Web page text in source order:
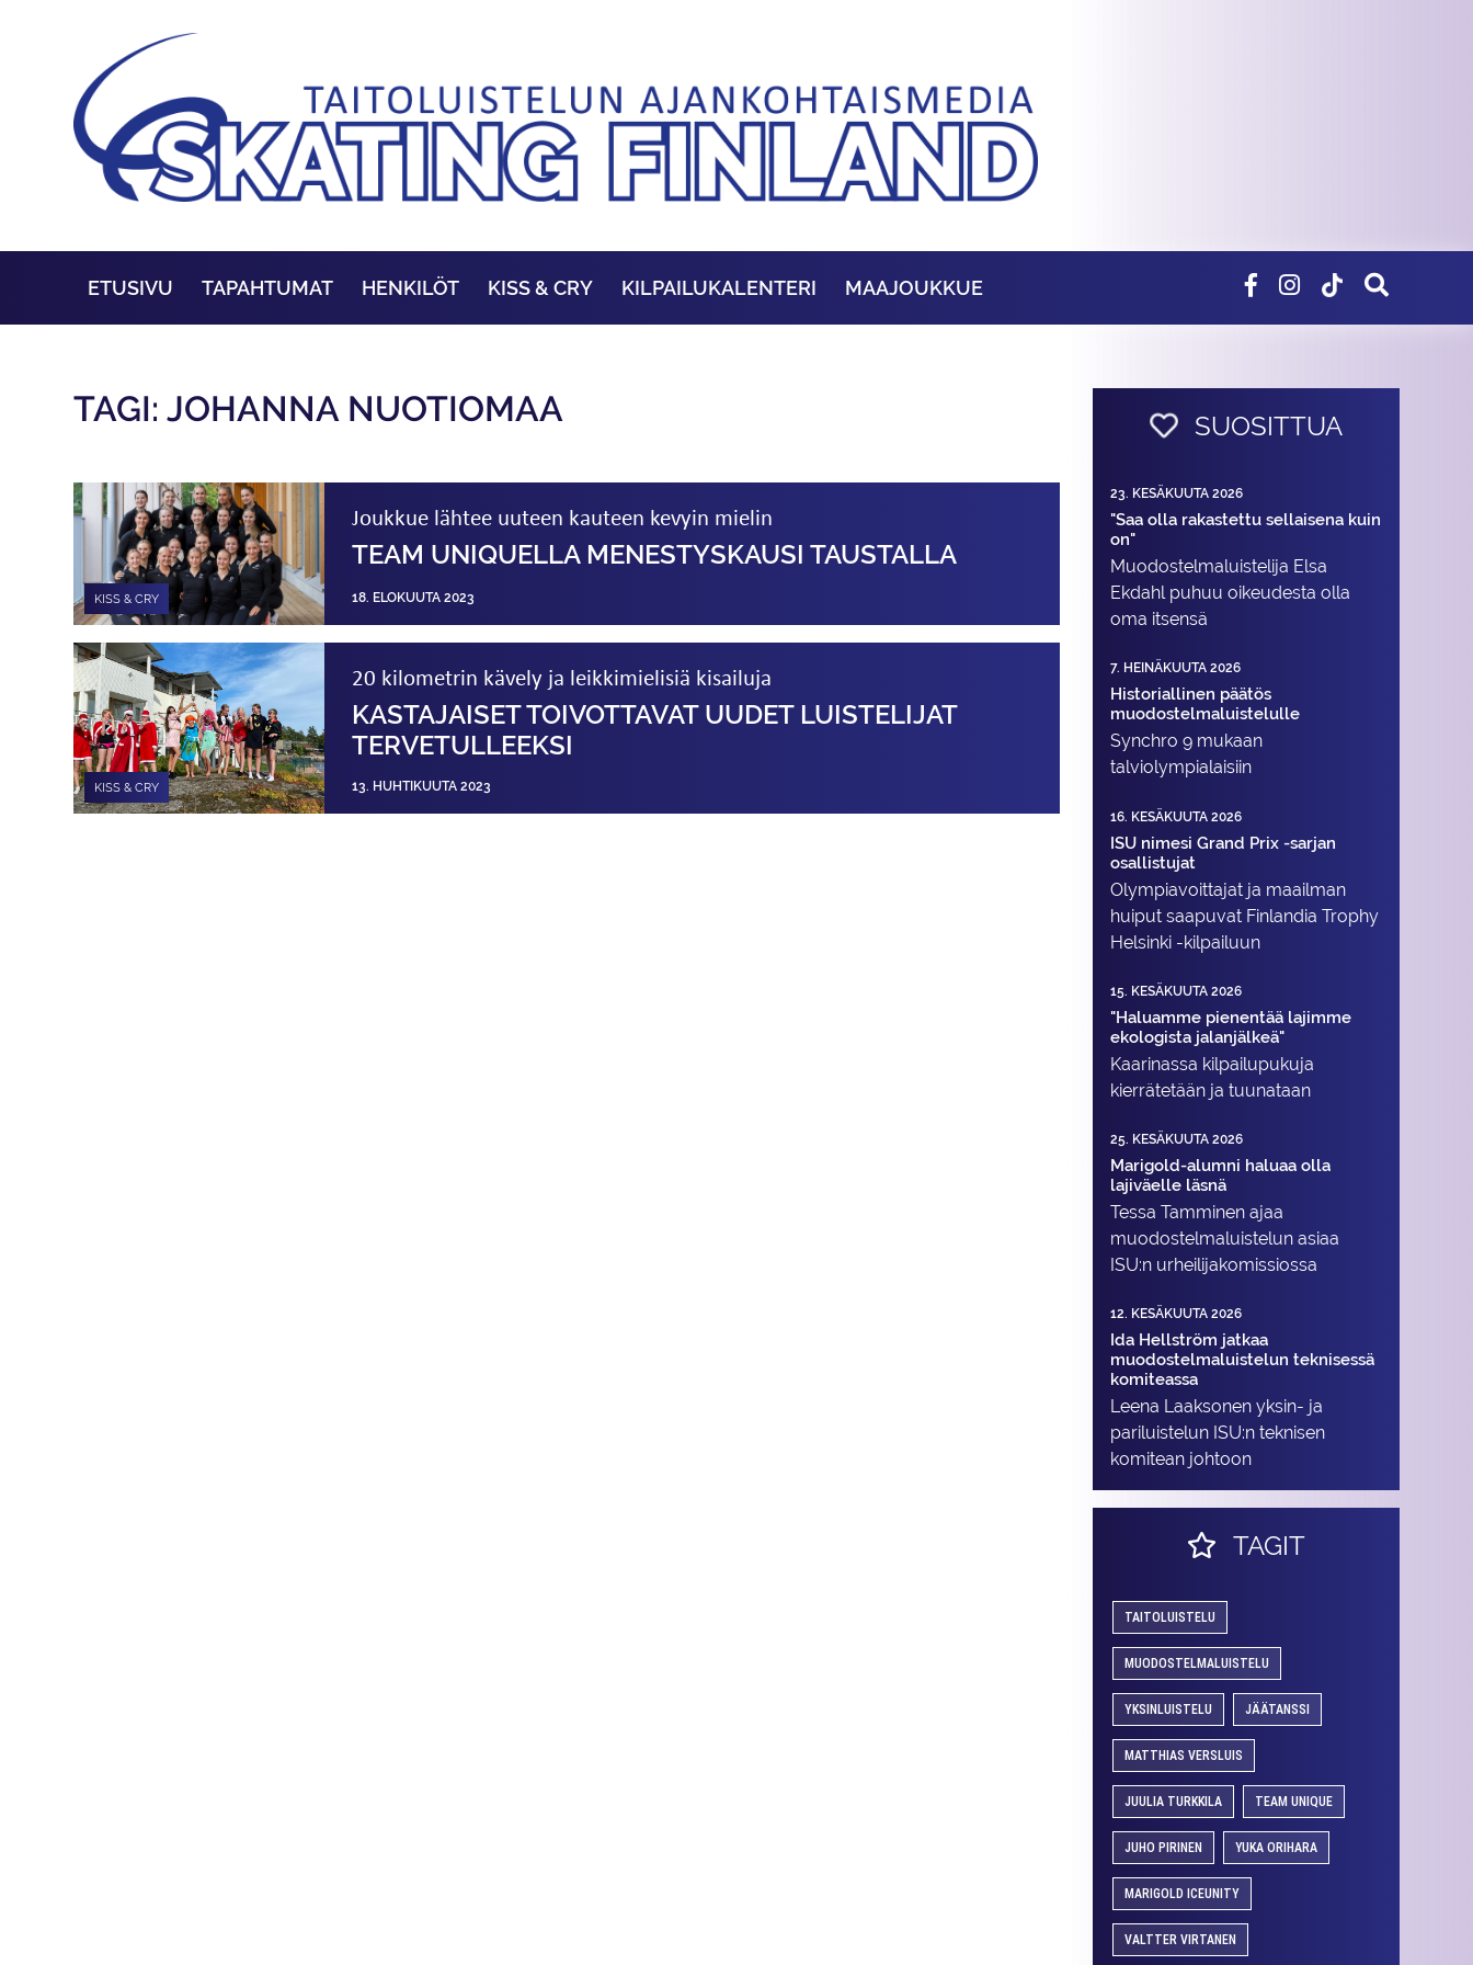
ETUSIVU TAPAHTUMAT HENKILÖT KISS & CRY KILPAILUKALENTERI MAAJOUKKUE
TAGI: JOHANNA NUOTIOMAA
KISS & CRY
Joukkue lähtee uuteen kauteen kevyin mielin
TEAM UNIQUELLA MENESTYSKAUSI TAUSTALLA
18. ELOKUUTA 2023
KISS & CRY
20 kilometrin kävely ja leikkimielisiä kisailuja
KASTAJAISET TOIVOTTAVAT UUDET LUISTELIJAT
TERVETULLEEKSI
13. HUHTIKUUTA 2023
SUOSITTUA
23. KESÄKUUTA 2026
"Saa olla rakastettu sellaisena kuin
on"
Muodostelma­luistelija Elsa
Ekdahl puhuu oikeudesta olla
oma itsensä
7. HEINÄKUUTA 2026
Historiallinen päätös
muodostelmaluistelulle
Synchro 9 mukaan
talviolympialaisiin
16. KESÄKUUTA 2026
ISU nimesi Grand Prix -sarjan
osallistujat
Olympiavoittajat ja maailman
huiput saapuvat Finlandia Trophy
Helsinki -kilpailuun
15. KESÄKUUTA 2026
"Haluamme pienentää lajimme
ekologista jalanjälkeä"
Kaarinassa kilpailupukuja
kierrätetään ja tuunataan
25. KESÄKUUTA 2026
Marigold-alumni haluaa olla
lajiväelle läsnä
Tessa Tamminen ajaa
muodostelma­luistelun asiaa
ISU:n urheilija­komissiossa
12. KESÄKUUTA 2026
Ida Hellström jatkaa
muodostelmaluistelun teknisessä
komiteassa
Leena Laaksonen yksin- ja
pariluistelun ISU:n teknisen
komitean johtoon
TAGIT
TAITOLUISTELU
MUODOSTELMALUISTELU
YKSINLUISTELU JÄÄTANSSI
MATTHIAS VERSLUIS
JUULIA TURKKILA TEAM UNIQUE
JUHO PIRINEN YUKA ORIHARA
MARIGOLD ICEUNITY
VALTTER VIRTANEN